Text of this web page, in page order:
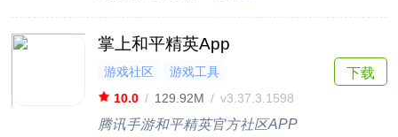
掌上和平精英App
游戏社区
游戏工具
10.0 / 129.92M / v3.37.3.1598
腾讯手游和平精英官方社区APP
下载